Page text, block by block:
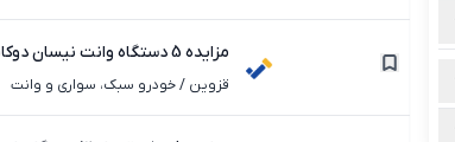
مزایده 5 دستگاه وانت نیسان دوکابین dx مدل 1387 در قزوین
قزوین /خودرو سبک، سواری و وانت